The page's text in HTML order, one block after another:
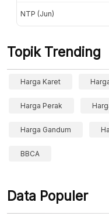
NTP (Jun)
Topik Trending
Harga Karet
Harga Perak
Harga Gandum
BBCA
Data Populer